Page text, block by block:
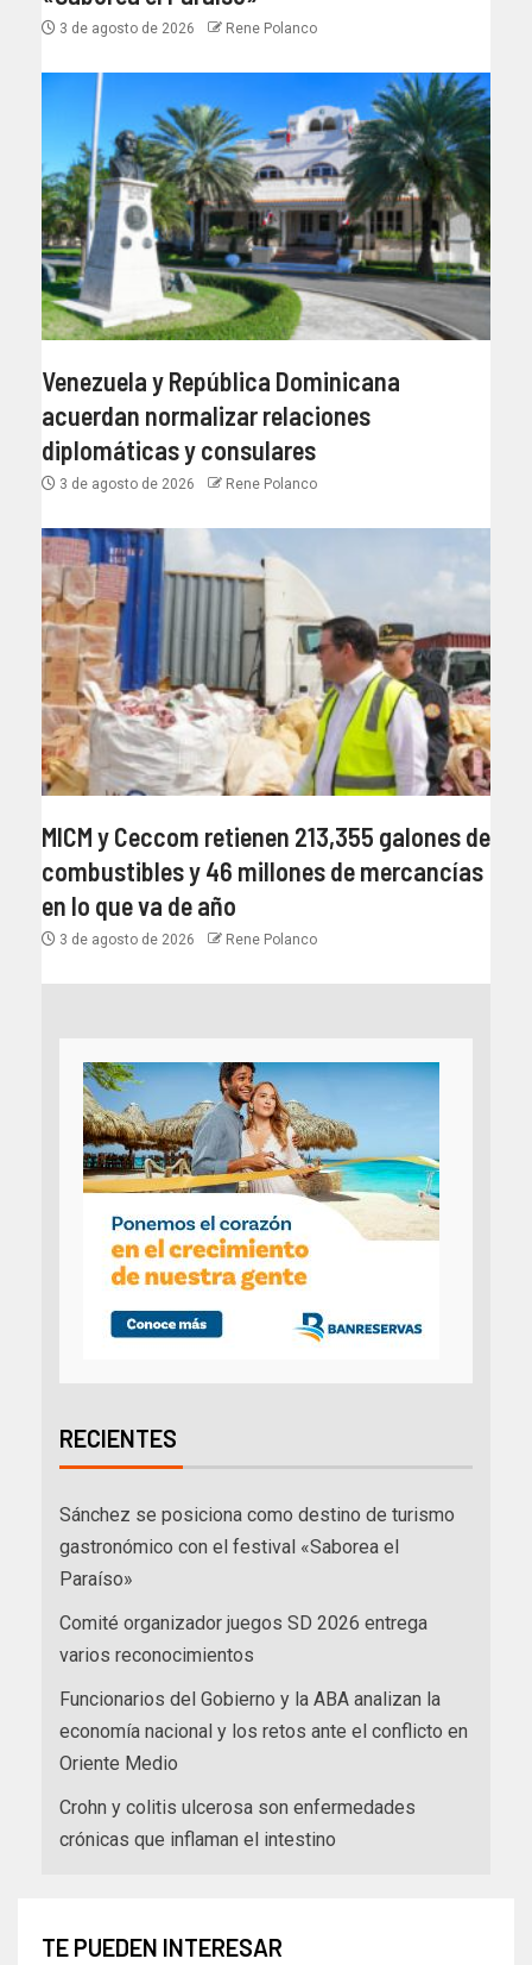
3 de agosto de 2026 Rene Polanco
Venezuela y República Dominicana
acuerdan normalizar relaciones
diplomáticas y consulares
3 de agosto de 2026 Rene Polanco
MICM y Ceccom retienen 213,355 galones de
combustibles y 46 millones de mercancías
en lo que va de año
3 de agosto de 2026 Rene Polanco
RECIENTES
Sánchez se posiciona como destino de turismo
gastronómico con el festival «Saborea el
Paraíso»
Comité organizador juegos SD 2026 entrega
varios reconocimientos
Funcionarios del Gobierno y la ABA analizan la
economía nacional y los retos ante el conflicto en
Oriente Medio
Crohn y colitis ulcerosa son enfermedades
crónicas que inflaman el intestino
TE PUEDEN INTERESAR